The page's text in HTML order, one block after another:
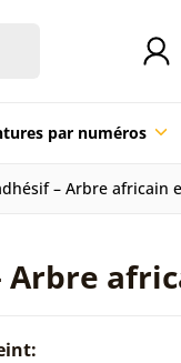
par numéros
– Arbre africain
Arbre